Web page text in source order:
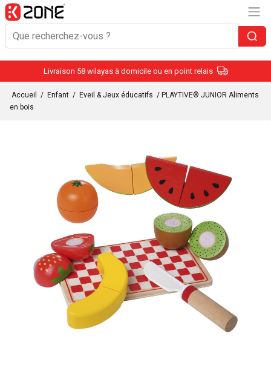
Livraison 58 wilayas à domicile ou en point relais
Accueil / Enfant / Eveil & Jeux éducatifs / PLAYTIVE® JUNIOR Aliments
en bois